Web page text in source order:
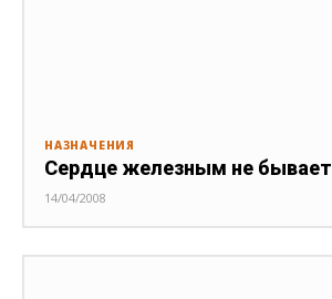
НАЗНАЧЕНИЯ
Сердце железным не бывает
14/04/2008